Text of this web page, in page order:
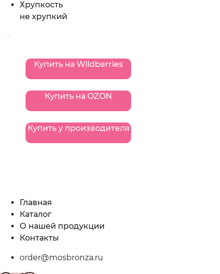
Хрупкость
не хрупкий
0
Купить у производителя
Купить на OZON
Купить на Wildberries
Главная
Каталог
О нашей продукции
Контакты
order@mosbronza.ru